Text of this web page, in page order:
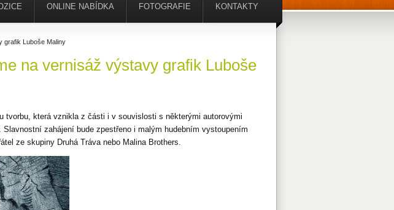
grafik Luboše Maliny
na vernisáž výstavy grafik Luboše
tvorbu, která vznikla z části i v souvislosti s některými autorovými
zahájení bude zpestřeno i malým hudebním vystoupením
ze skupiny Druhá Tráva nebo Malina Brothers.
ONLINE NABÍDKA FOTOGRAFIE KONTAKTY